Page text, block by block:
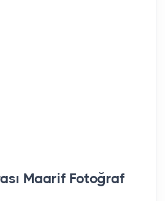
Maarif Fotoğraf